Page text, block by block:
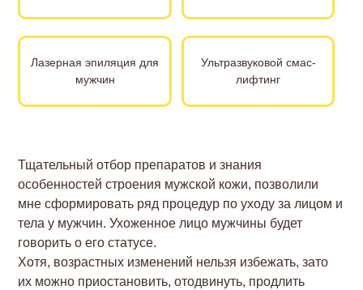
Лазерная эпиляция для
мужчин
Ультразвуковой смас-
лифтинг
Тщательный отбор препаратов и знания
особенностей строения мужской кожи, позволили
мне сформировать ряд процедур по уходу за лицом и
тела у мужчин. Ухоженное лицо мужчины будет
говорить о его статусе.
Хотя, возрастных изменений нельзя избежать, зато
их можно приостановить, отодвинуть, продлить